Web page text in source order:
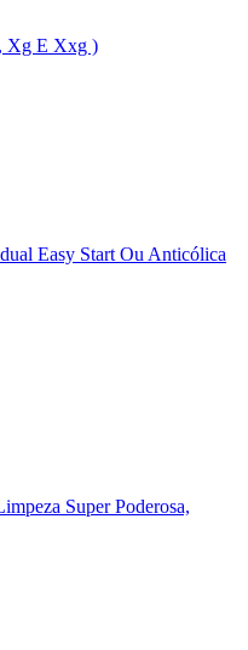
Xg E Xxg )
Easy Start Ou Anticólica
Super Poderosa,